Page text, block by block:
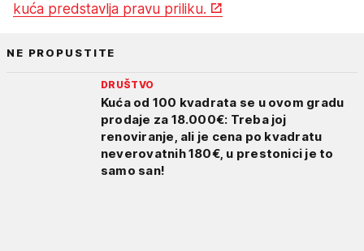
kuća predstavlja pravu priliku.
NE PROPUSTITE
DRUŠTVO
Kuća od 100 kvadrata se u ovom gradu
prodaje za 18.000€: Treba joj
renoviranje, ali je cena po kvadratu
neverovatnih 180€, u prestonici je to
samo san!